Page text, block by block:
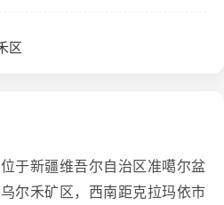
区
于新疆维吾尔自治区准噶尔盆
尔禾矿区，西南距克拉玛依市